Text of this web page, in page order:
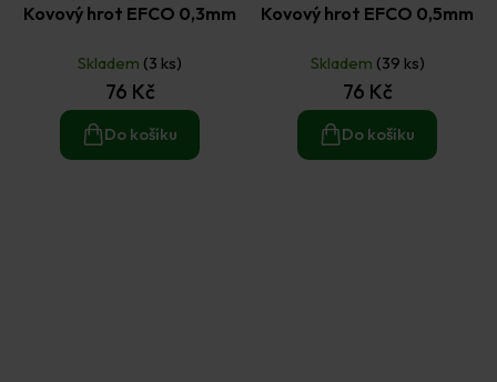
Kovový hrot EFCO 0,3mm
Skladem (3 ks)
76 Kč
Do košíku
Kovový hrot EFCO 0,5mm
Skladem (39 ks)
76 Kč
Do košíku